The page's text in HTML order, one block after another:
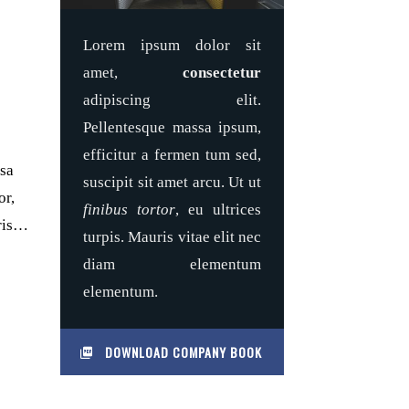
Lorem ipsum dolor sit
amet, consectetur
adipiscing elit.
Pellentesque massa ipsum,
efficitur a fermen tum sed,
suscipit sit amet arcu. Ut ut
finibus tortor, eu ultrices
turpis. Mauris vitae elit nec
diam elementum
elementum.
DOWNLOAD COMPANY BOOK